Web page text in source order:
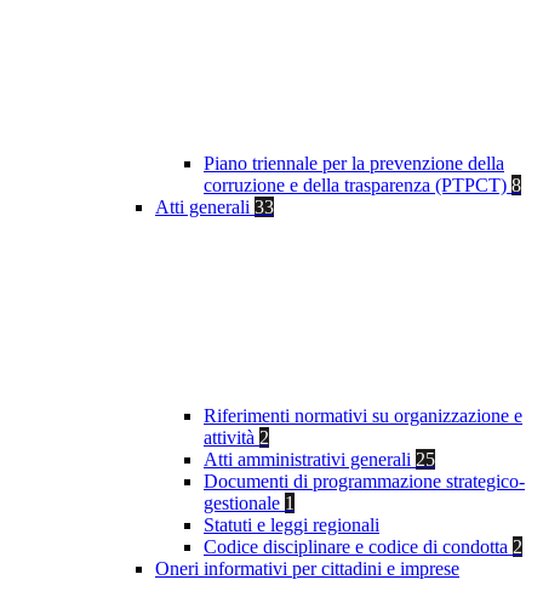
Piano triennale per la prevenzione della
corruzione e della trasparenza (PTPCT) 8
Atti generali 33
Riferimenti normativi su organizzazione e
attività 2
Atti amministrativi generali 25
Documenti di programmazione strategico-
gestionale 1
Statuti e leggi regionali
Codice disciplinare e codice di condotta 2
Oneri informativi per cittadini e imprese